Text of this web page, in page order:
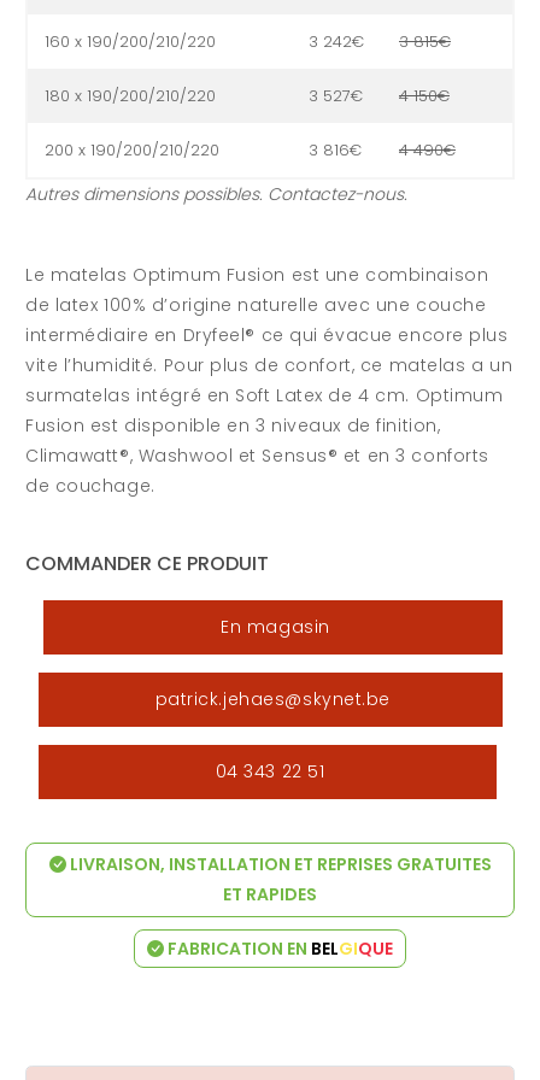
160 x 190/200/210/220 3 242€ 3 815€
180 x 190/200/210/220 3 527€ 4 150€
200 x 190/200/210/220 3 816€ 4 490€
Autres dimensions possibles. Contactez-nous.
Le matelas Optimum Fusion est une combinaison
de latex 100% d’origine naturelle avec une couche
intermédiaire en Dryfeel® ce qui évacue encore plus
vite l’humidité. Pour plus de confort, ce matelas a un
surmatelas intégré en Soft Latex de 4 cm. Optimum
Fusion est disponible en 3 niveaux de finition,
Climawatt®, Washwool et Sensus® et en 3 conforts
de couchage.
COMMANDER CE PRODUIT
En magasin
patrick.jehaes@skynet.be
04 343 22 51
LIVRAISON, INSTALLATION ET REPRISES GRATUITES
ET RAPIDES
FABRICATION EN BELGIQUE